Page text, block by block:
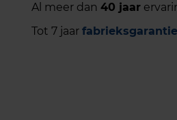
Al meer dan 40 jaar
Tot 7 jaar